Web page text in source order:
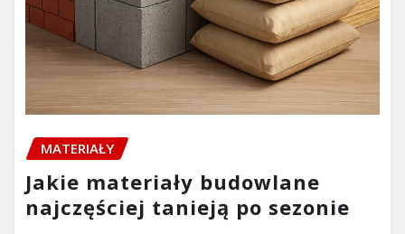
MATERIAŁY
Jakie materiały budowlane
najczęściej tanieją po sezonie